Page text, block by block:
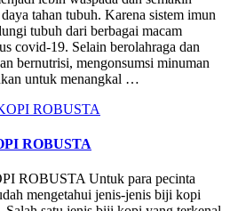
tahan tubuh. Karena sistem imun
tubuh dari berbagai macam
covid-19. Selain berolahraga dan
bernutrisi, mengonsumsi minuman
untuk menangkal …
ROBUSTA
ROBUSTA Untuk para pecinta
mengetahui jenis-jenis biji kopi